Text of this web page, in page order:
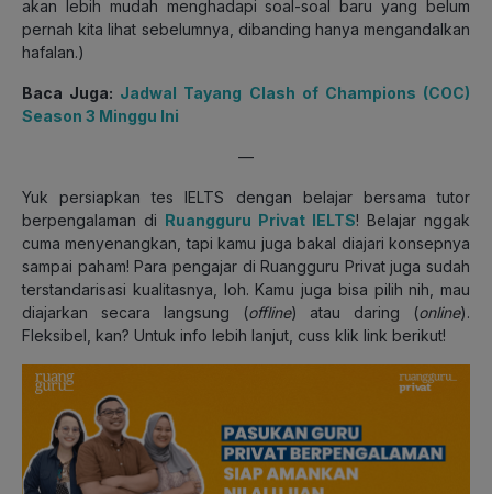
akan lebih mudah menghadapi soal-soal baru yang belum
pernah kita lihat sebelumnya, dibanding hanya mengandalkan
hafalan.)
Baca Juga: Jadwal Tayang Clash of Champions (COC)
Season 3 Minggu Ini
—
Yuk persiapkan tes IELTS dengan belajar bersama tutor
berpengalaman di Ruangguru Privat IELTS! Belajar nggak
cuma menyenangkan, tapi kamu juga bakal diajari konsepnya
sampai paham! Para pengajar di Ruangguru Privat juga sudah
terstandarisasi kualitasnya, loh. Kamu juga bisa pilih nih, mau
diajarkan secara langsung (offline) atau daring (online).
Fleksibel, kan? Untuk info lebih lanjut, cuss klik link berikut!